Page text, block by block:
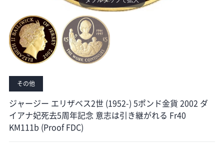
その他
ジャージー エリザベス2世 (1952-) 5ポンド金貨 2002 ダ
イアナ妃死去5周年記念 意志は引き継がれる Fr40
KM111b (Proof FDC)